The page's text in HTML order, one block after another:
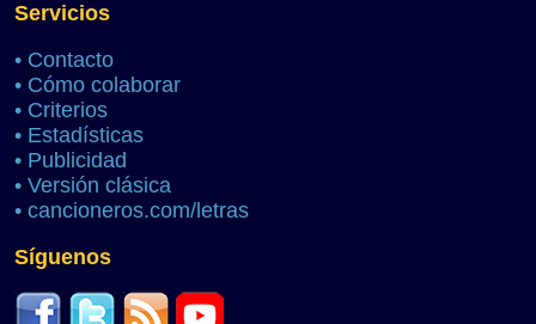
Servicios
• Contacto
• Cómo colaborar
• Criterios
• Estadísticas
• Publicidad
• Versión clásica
• cancioneros.com/letras
Síguenos